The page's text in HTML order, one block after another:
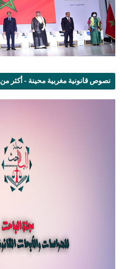
نصوص قانونية مغربية محينة - أكثر من 150 نص قانوني